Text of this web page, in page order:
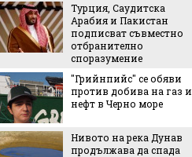
Турция, Саудитска
Арабия и Пакистан
подписват съвместно
отбранително
споразумение
"Грийнпийс" се обяви
против добива на газ и
нефт в Черно море
Нивото на река Дунав
продължава да спада